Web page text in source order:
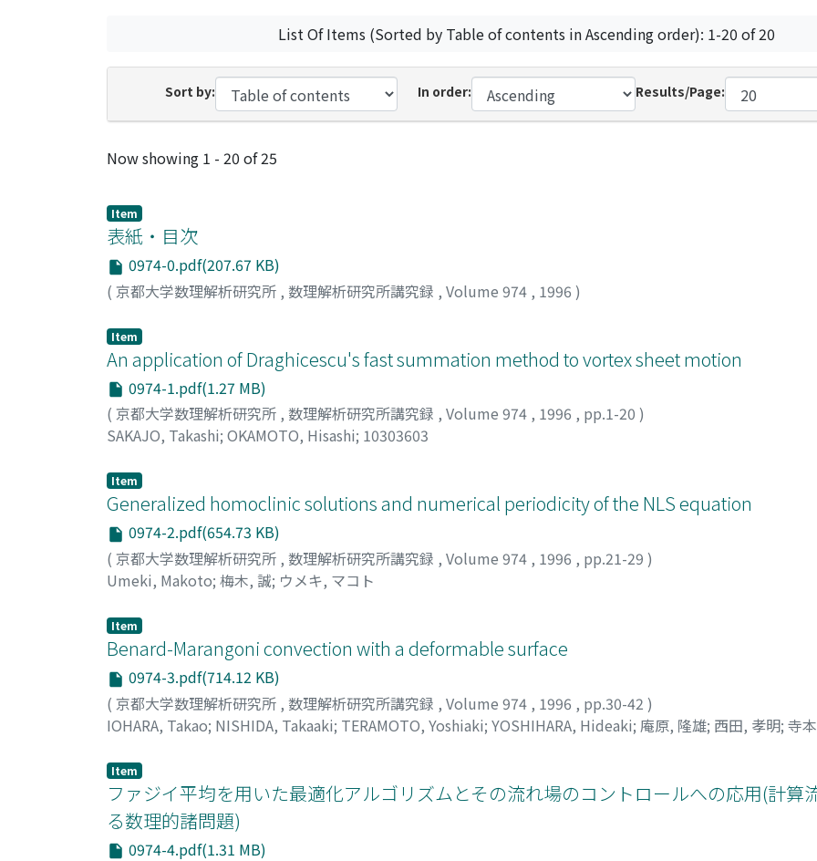
List Of Items (Sorted by Table of contents in Ascending order): 1-20 of 20
Sort by: In order: Results/Page:
Recent Submissions
Now showing 1 - 20 of 25
Item
表紙・目次
0974-0.pdf(207.67 KB)
( 京都大学数理解析研究所 , 数理解析研究所講究録 , Volume 974 , 1996 )
Item
An application of Draghicescu's fast summation method to vortex sheet motion
0974-1.pdf(1.27 MB)
( 京都大学数理解析研究所 , 数理解析研究所講究録 , Volume 974 , 1996 , pp.1-20 )
SAKAJO, Takashi; OKAMOTO, Hisashi; 10303603
Item
Generalized homoclinic solutions and numerical periodicity of the NLS equation
0974-2.pdf(654.73 KB)
( 京都大学数理解析研究所 , 数理解析研究所講究録 , Volume 974 , 1996 , pp.21-29 )
Umeki, Makoto; 梅木, 誠; ウメキ, マコト
Item
Benard-Marangoni convection with a deformable surface
0974-3.pdf(714.12 KB)
( 京都大学数理解析研究所 , 数理解析研究所講究録 , Volume 974 , 1996 , pp.30-42 )
IOHARA, Takao; NISHIDA, Takaaki; TERAMOTO, Yoshiaki; YOSHIHARA, Hideaki; 庵原, 隆雄; 西田, 孝明; 寺
Item
ファジイ平均を用いた最適化アルゴリズムとその流れ場のコントロールへの応用(計算
る数理的諸問題)
0974-4.pdf(1.31 MB)